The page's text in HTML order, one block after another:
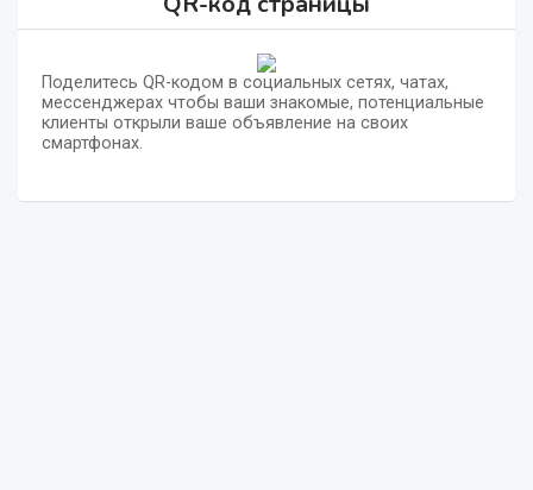
Поделитесь QR-кодом в социальных сетях, чатах,
мессенджерах чтобы ваши знакомые, потенциальные
клиенты открыли ваше объявление на своих
смартфонах.